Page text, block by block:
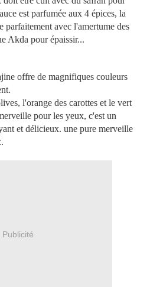
est parfumée aux 4 épices, la
parfaitement avec l'amertume des
Akda pour épaissir...
offre de magnifiques couleurs
l'orange des carottes et le vert
pour les yeux, c'est un
et délicieux. une pure merveille
Publicité